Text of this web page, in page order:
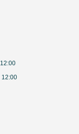
12:00
12:00